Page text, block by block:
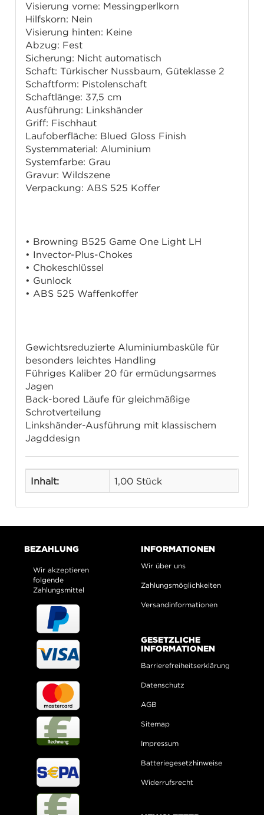
Visierung vorne: Messingperlkorn
Hilfskorn: Nein
Visierung hinten: Keine
Abzug: Fest
Sicherung: Nicht automatisch
Schaft: Türkischer Nussbaum, Güteklasse 2
Schaftform: Pistolenschaft
Schaftlänge: 37,5 cm
Ausführung: Linkshänder
Griff: Fischhaut
Laufoberfläche: Blued Gloss Finish
Systemmaterial: Aluminium
Systemfarbe: Grau
Gravur: Wildszene
Verpackung: ABS 525 Koffer
• Browning B525 Game One Light LH
• Invector-Plus-Chokes
• Chokeschlüssel
• Gunlock
• ABS 525 Waffenkoffer
Gewichtsreduzierte Aluminiumbasküle für
besonders leichtes Handling
Führiges Kaliber 20 für ermüdungsarmes
Jagen
Back-bored Läufe für gleichmäßige
Schrotverteilung
Linkshänder-Ausführung mit klassischem
Jagddesign
Inhalt: 1,00 Stück
BEZAHLUNG
Wir akzeptieren
folgende
Zahlungsmittel
INFORMATIONEN
Wir über uns
Zahlungsmöglichkeiten
Versandinformationen
GESETZLICHE
INFORMATIONEN
Barrierefreiheitserklärung
Datenschutz
AGB
Sitemap
Impressum
Batteriegesetzhinweise
Widerrufsrecht